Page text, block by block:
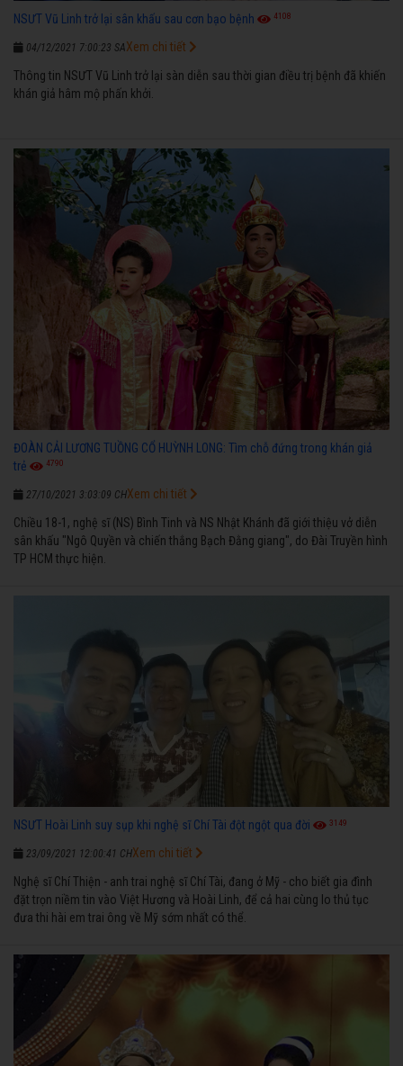
NSƯT Vũ Linh trở lại sân khấu sau cơn bạo bệnh 4108
04/12/2021 7:00:23 SA
Thông tin NSƯT Vũ Linh trở lại sàn diễn sau thời gian điều trị bệnh đã khiến
khán giả hâm mộ phấn khởi.
Xem chi tiết
ĐOÀN CẢI LƯƠNG TUỒNG CỔ HUỲNH LONG: Tìm chỗ đứng trong khán giả
trẻ
4790
27/10/2021 3:03:09 CH
Chiều 18-1, nghệ sĩ (NS) Bình Tinh và NS Nhật Khánh đã giới thiệu vở diễn
sân khấu "Ngô Quyền và chiến thắng Bạch Đằng giang", do Đài Truyền hình
TP HCM thực hiện.
Xem chi tiết
NSƯT Hoài Linh suy sụp khi nghệ sĩ Chí Tài đột ngột qua đời 3149
23/09/2021 12:00:41 CH
Nghệ sĩ Chí Thiện - anh trai nghệ sĩ Chí Tài, đang ở Mỹ - cho biết gia đình
đặt trọn niềm tin vào Việt Hương và Hoài Linh, để cả hai cùng lo thủ tục
đưa thi hài em trai ông về Mỹ sớm nhất có thể.
Xem chi tiết